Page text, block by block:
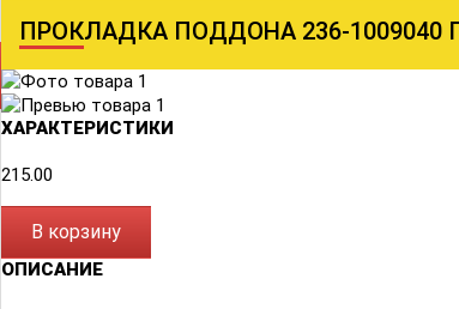
ПРОКЛАДКА ПОДДОНА 236-1009040
ХАРАКТЕРИСТИКИ
215.00
В корзину
ОПИСАНИЕ